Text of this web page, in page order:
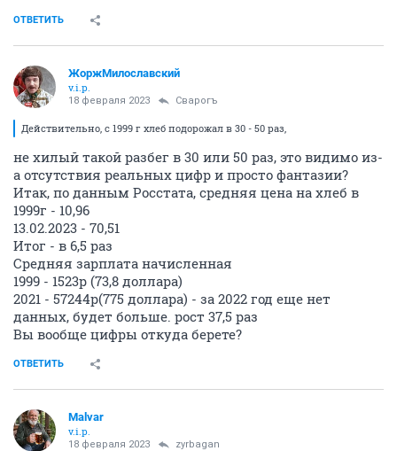
ОТВЕТИТЬ
ЖоржМилославский
v.i.p.
18 февраля 2023 Cварогъ
Действительно, с 1999 г хлеб подорожал в 30 - 50 раз,
не хилый такой разбег в 30 или 50 раз, это видимо из-
а отсутствия реальных цифр и просто фантазии?
Итак, по данным Росстата, средняя цена на хлеб в
1999г - 10,96
13.02.2023 - 70,51
Итог - в 6,5 раз
Средняя зарплата начисленная
1999 - 1523р (73,8 доллара)
2021 - 57244р(775 доллара) - за 2022 год еще нет
данных, будет больше. рост 37,5 раз
Вы вообще цифры откуда берете?
ОТВЕТИТЬ
Malvar
v.i.p.
18 февраля 2023 zyrbagan